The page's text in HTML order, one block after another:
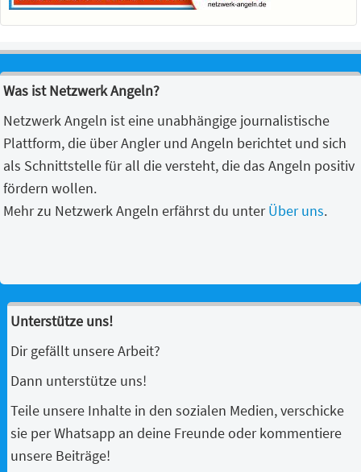
Was ist Netzwerk Angeln?
Netzwerk Angeln ist eine unabhängige journalistische
Plattform, die über Angler und Angeln berichtet und sich
als Schnittstelle für all die versteht, die das Angeln positiv
fördern wollen.
Mehr zu Netzwerk Angeln erfährst du unterÜber uns.
Unterstütze uns!
Dir gefällt unsere Arbeit?
Dann unterstütze uns!
Teile unsere Inhalte in den sozialen Medien, verschicke
sie per Whatsapp an deine Freunde oder kommentiere
unsere Beiträge!